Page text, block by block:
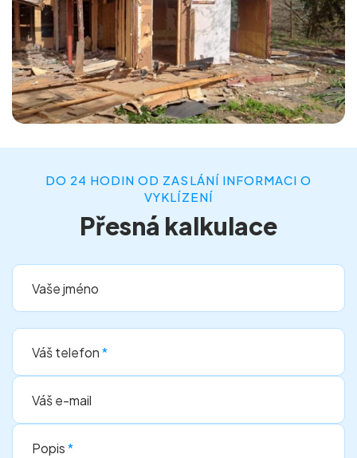
DO 24 HODIN OD ZASLÁNÍ INFORMACI O
VYKLÍZENÍ
Přesná kalkulace
Vaše jméno
Váš telefon*
Váš e-mail
Popis*